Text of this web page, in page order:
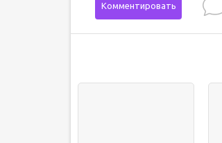
Комментировать